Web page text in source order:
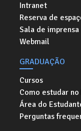
Intranet
Reserva de
Sala de imprensa
Webmail
GRADUAÇÃO
Cursos
Como estudar no
Área do
Perguntas